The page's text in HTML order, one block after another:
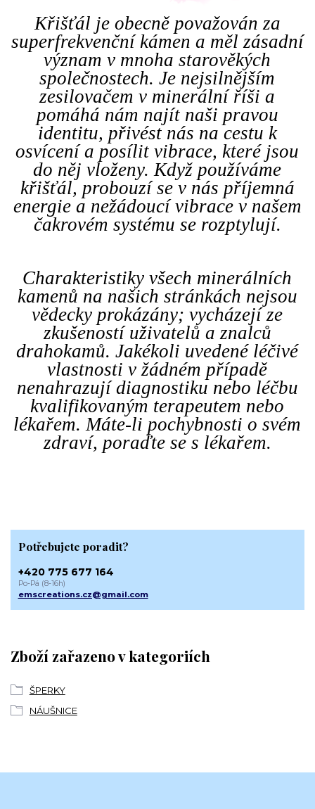
Křišťál je obecně považován za
superfrekvenční kámen a měl zásadní
význam v mnoha starověkých
společnostech. Je nejsilnějším
zesilovačem v minerální říši a
pomáhá nám najít naši pravou
identitu, přivést nás na cestu k
osvícení a posílit vibrace, které jsou
do něj vloženy. Když používáme
křišťál, probouzí se v nás příjemná
energie a nežádoucí vibrace v našem
čakrovém systému se rozptylují.
Charakteristiky všech minerálních
kamenů na našich stránkách nejsou
vědecky prokázány; vycházejí ze
zkušeností uživatelů a znalců
drahokamů. Jakékoli uvedené léčivé
vlastnosti v žádném případě
nenahrazují diagnostiku nebo léčbu
kvalifikovaným terapeutem nebo
lékařem. Máte-li pochybnosti o svém
zdraví, poraďte se s lékařem.
Zboží zařazeno v kategoriích
ŠPERKY
NÁUŠNICE
Potřebujete poradit?
+420 775 677 164
Po-Pá (8-16h)
emscreations.cz@gmail.com